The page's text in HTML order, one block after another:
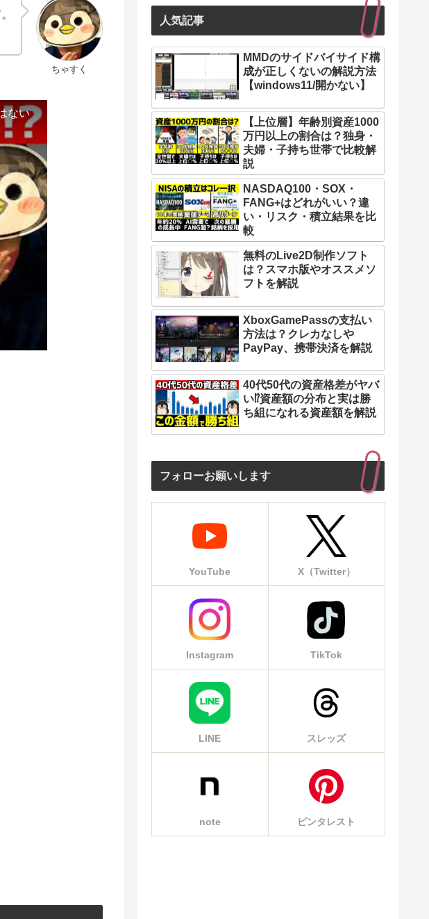
ちゃすく
ない
人気記事
MMDのサイドバイサイド構
成が正しくないの解説方法
【windows11/開かない】
【上位層】年齢別資産1000
万円以上の割合は？独身・
夫婦・子持ち世帯で比較解
説
NASDAQ100・SOX・
FANG+はどれがいい？違
い・リスク・積立結果を比
較
無料のLive2D制作ソフト
は？スマホ版やオススメソ
フトを解説
XboxGamePassの支払い
方法は？クレカなしや
PayPay、携帯決済を解説
40代50代の資産格差がヤバ
い⁉︎資産額の分布と実は勝
ち組になれる資産額を解説
フォローお願いします
YouTube X（Twitter）
Instagram TikTok
LINE スレッズ
note ピンタレスト